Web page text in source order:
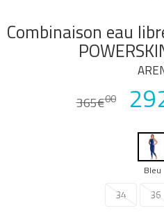
Combinaison eau
365€00
Bleu
34 36